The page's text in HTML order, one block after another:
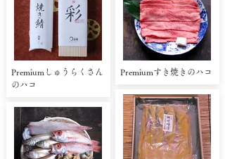
Premiumしゅうらくさん
のハコ
Premiumすき焼きのハコ